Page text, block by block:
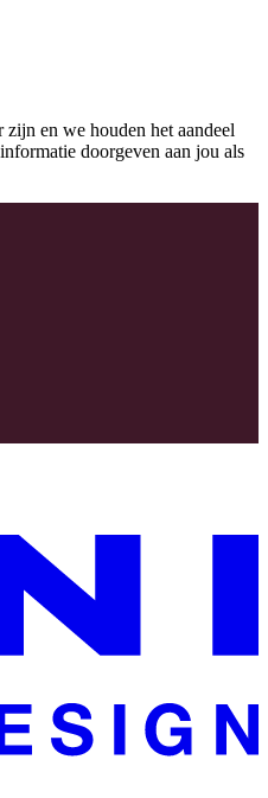
en we houden het aandeel
doorgeven aan jou als